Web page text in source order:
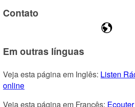
Contato
Em outras línguas
Veja esta página em Inglês: Listen
online
Veja esta página em Francês: